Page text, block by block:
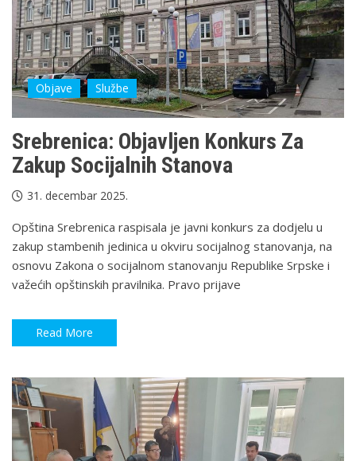
Objave Službe
Srebrenica: Objavljen Konkurs Za
Zakup Socijalnih Stanova
31. decembar 2025.
Opština Srebrenica raspisala je javni konkurs za dodjelu u
zakup stambenih jedinica u okviru socijalnog stanovanja, na
osnovu Zakona o socijalnom stanovanju Republike Srpske i
važećih opštinskih pravilnika. Pravo prijave
Read More